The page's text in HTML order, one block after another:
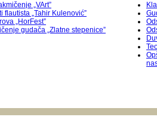
„VArt”
flautista „Tahir Kulenović”
„HorFest”
gudača „Zlatne stepenice”